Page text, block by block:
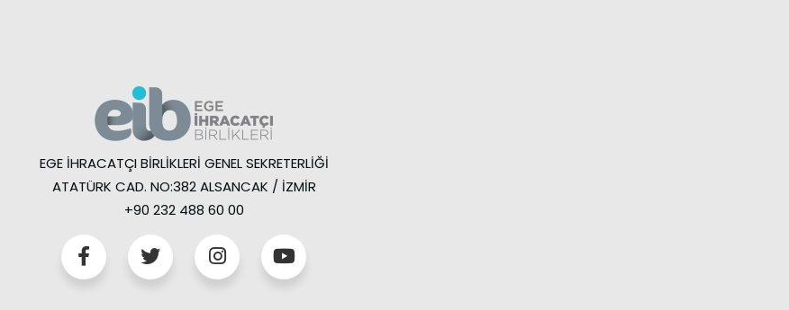
EGE İHRACATÇI BİRLİKLERİ GENEL SEKRETERLİĞİ
ATATÜRK CAD. NO:382 ALSANCAK / İZMİR
+90 232 488 60 00